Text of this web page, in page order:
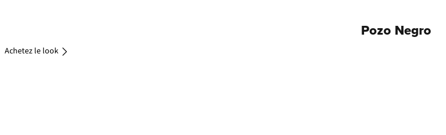
Pozo Negro
Achetez le look
le look